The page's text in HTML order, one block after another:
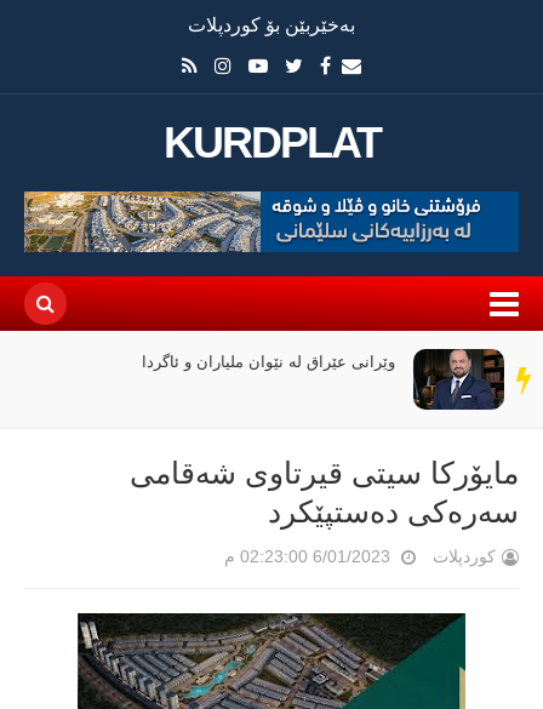
بەخێربێن بۆ کوردپلات
KURDPLAT
سەر
دێڕ
وێرانی عێراق لە نێوان ملیاران و ئاگردا
مایۆرکا سیتی قیرتاوی شەقامی
سەرەکی دەستپێکرد
کوردپلات 6/01/2023 02:23:00 م